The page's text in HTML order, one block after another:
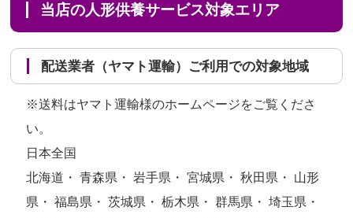
当店の人形供養サービス対象エリア
配送業者（ヤマト運輸）ご利用での対象地域
※送料はヤマト運輸様のホームページをご覧くださ
い。
日本全国
北海道・ 青森県・ 岩手県・ 宮城県・ 秋田県・ 山形
県・ 福島県・ 茨城県・ 栃木県・ 群馬県・ 埼玉県・